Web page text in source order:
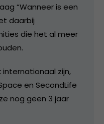
“Wanneer is een
daarbij
die het al meer
internationaal zijn,
en SecondLife
nog geen 3 jaar